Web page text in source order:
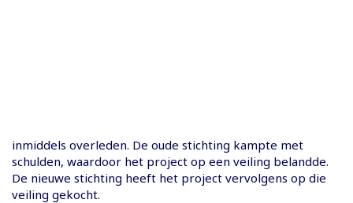
inmiddels overleden. De oude stichting kampte met
schulden, waardoor het project op een veiling belandde.
De nieuwe stichting heeft het project vervolgens op die
veiling gekocht.